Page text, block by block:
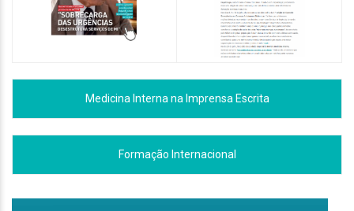
Medicina Interna na Imprensa Escrita
Formação Internacional